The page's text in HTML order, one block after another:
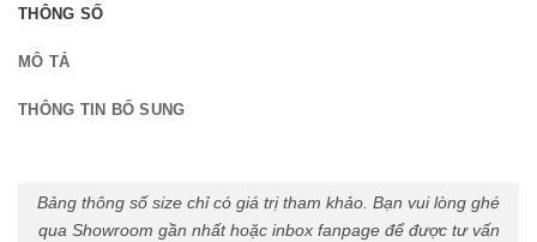
THÔNG SỐ
MÔ TẢ
THÔNG TIN BỔ SUNG
Bảng thông số size chỉ có giá trị tham khảo. Bạn vui lòng ghé
qua Showroom gần nhất hoặc inbox fanpage để được tư vấn